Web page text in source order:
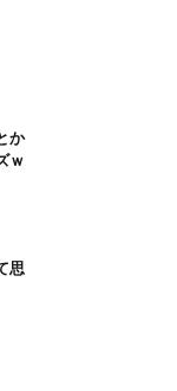
か
ｗ
思